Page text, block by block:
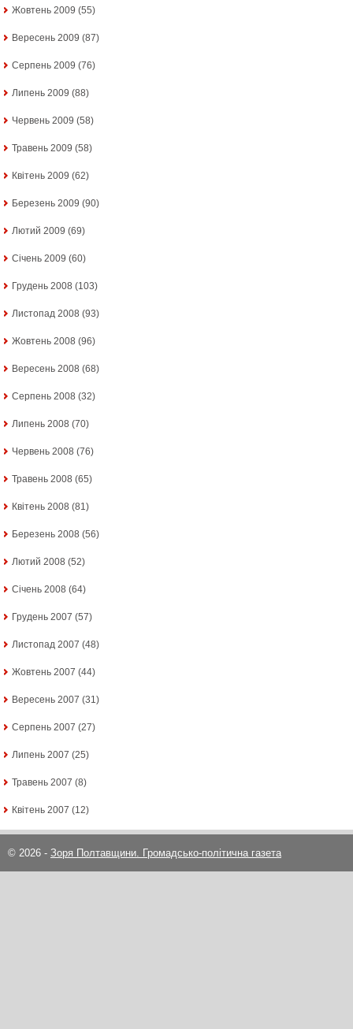
Жовтень 2009 (55)
Вересень 2009 (87)
Серпень 2009 (76)
Липень 2009 (88)
Червень 2009 (58)
Травень 2009 (58)
Квітень 2009 (62)
Березень 2009 (90)
Лютий 2009 (69)
Січень 2009 (60)
Грудень 2008 (103)
Листопад 2008 (93)
Жовтень 2008 (96)
Вересень 2008 (68)
Серпень 2008 (32)
Липень 2008 (70)
Червень 2008 (76)
Травень 2008 (65)
Квітень 2008 (81)
Березень 2008 (56)
Лютий 2008 (52)
Січень 2008 (64)
Грудень 2007 (57)
Листопад 2007 (48)
Жовтень 2007 (44)
Вересень 2007 (31)
Серпень 2007 (27)
Липень 2007 (25)
Травень 2007 (8)
Квітень 2007 (12)
© 2026 - Зоря Полтавщини. Громадсько-політична газета